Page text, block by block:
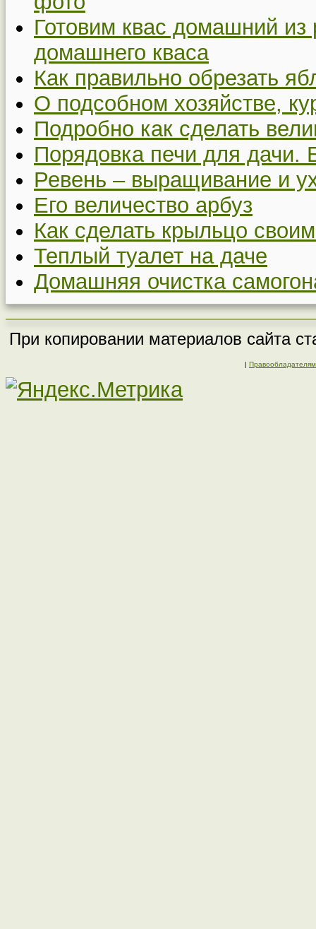
Готовим квас домашний
домашнего кваса
Как правильно обрезать
О подсобном хозяйстве,
Подробно как сделать
Порядовка печи для дачи.
Ревень – выращивание и
Его величество арбуз
Как сделать крыльцо
Теплый туалет на даче
Домашняя очистка
При копировании материалов сайта
| Правообладателям